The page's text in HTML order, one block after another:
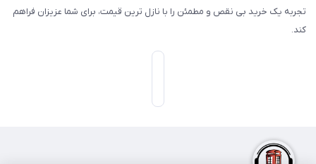
تجربه یک خرید بی نقص و مطمئن را با نازل ترین قیمت، برای شما عزیزان فراهم
کند.